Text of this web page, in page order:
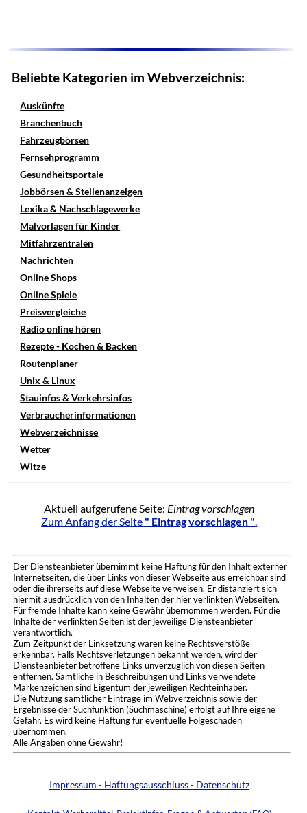
Beliebte Kategorien im Webverzeichnis:
Auskünfte
Branchenbuch
Fahrzeugbörsen
Fernsehprogramm
Gesundheitsportale
Jobbörsen & Stellenanzeigen
Lexika & Nachschlagewerke
Malvorlagen für Kinder
Mitfahrzentralen
Nachrichten
Online Shops
Online Spiele
Preisvergleiche
Radio online hören
Rezepte - Kochen & Backen
Routenplaner
Unix & Linux
Stauinfos & Verkehrsinfos
Verbraucherinformationen
Webverzeichnisse
Wetter
Witze
Aktuell aufgerufene Seite: Eintrag vorschlagen
Zum Anfang der Seite " Eintrag vorschlagen ".
Der Diensteanbieter übernimmt keine Haftung für den Inhalt externer
Internetseiten, die über Links von dieser Webseite aus erreichbar sind
oder die ihrerseits auf diese Webseite verweisen. Er distanziert sich
hiermit ausdrücklich von den Inhalten der hier verlinkten Webseiten.
Für fremde Inhalte kann keine Gewähr übernommen werden. Für die
Inhalte der verlinkten Seiten ist der jeweilige Diensteanbieter
verantwortlich.
Zum Zeitpunkt der Linksetzung waren keine Rechtsverstöße
erkennbar. Falls Rechtsverletzungen bekannt werden, wird der
Diensteanbieter betroffene Links unverzüglich von diesen Seiten
entfernen. Sämtliche in Beschreibungen und Links verwendete
Markenzeichen sind Eigentum der jeweiligen Rechteinhaber.
Die Nutzung sämtlicher Einträge im Webverzeichnis sowie der
Ergebnisse der Suchfunktion (Suchmaschine) erfolgt auf Ihre eigene
Gefahr. Es wird keine Haftung für eventuelle Folgeschäden
übernommen.
Alle Angaben ohne Gewähr!
Impressum - Haftungsausschluss - Datenschutz